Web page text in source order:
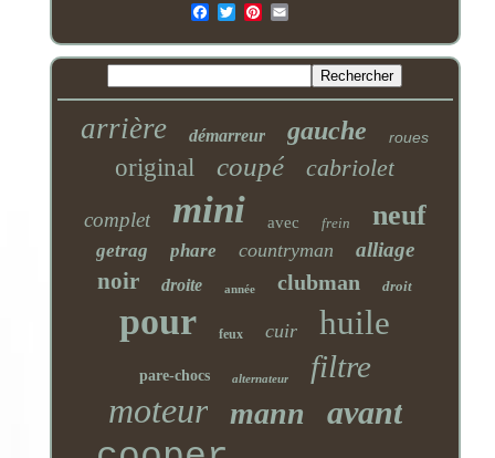
Email
arrière démarreur gauche roues
original coupé cabriolet
complet mini avec frein neuf
getrag phare countryman alliage
noir droite année clubman droit
pour feux cuir huile
pare-chocs alternateur filtre
moteur mann avant